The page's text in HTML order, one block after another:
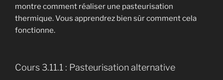
montre comment réaliser une pasteurisation
thermique. Vous apprendrez bien sûr comment cela
fonctionne.
Cours 3.11.1 : Pasteurisation alternative